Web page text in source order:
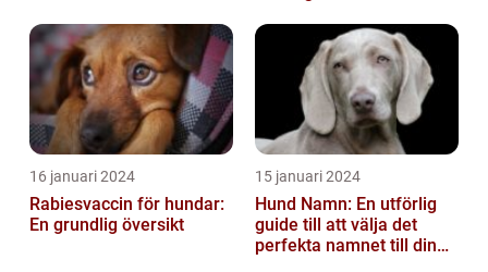
16 januari 2024
Rabiesvaccin för hundar:
En grundlig översikt
15 januari 2024
Hund Namn: En utförlig
guide till att välja det
perfekta namnet till din